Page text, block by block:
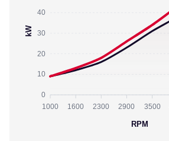
40
30
20
10
0
kW
1000 1600 2300 2900 3500
RPM